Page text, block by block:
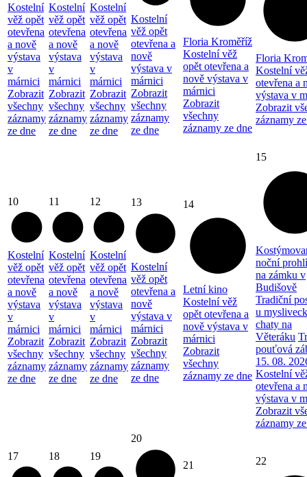
Kostelní
věž opět
otevřena
a nově
výstava
v
márnici
Zobrazit
všechny
záznamy
ze dne
Kostelní
věž opět
otevřena
a nově
výstava
v
márnici
Zobrazit
všechny
záznamy
ze dne
Kostelní
věž opět
otevřena
a nově
výstava
v
márnici
Zobrazit
všechny
záznamy
ze dne
Kostelní
věž opět
otevřena a
nově
výstava v
márnici
Zobrazit
všechny
záznamy
ze dne
Floria Kroměříž
Kostelní věž
opět otevřena a
nově výstava v
márnici
Zobrazit
všechny
záznamy ze dne
Floria
Kostelní
otevřena a
výstava v
Zobrazit
záznamy
10
Kostelní
věž opět
otevřena
a nově
výstava
v
márnici
Zobrazit
všechny
záznamy
ze dne
11
Kostelní
věž opět
otevřena
a nově
výstava
v
márnici
Zobrazit
všechny
záznamy
ze dne
12
Kostelní
věž opět
otevřena
a nově
výstava
v
márnici
Zobrazit
všechny
záznamy
ze dne
13
Kostelní
věž opět
otevřena a
nově
výstava v
márnici
Zobrazit
všechny
záznamy
ze dne
14
Letní kino
Kostelní věž
opět otevřena a
nově výstava v
márnici
Zobrazit
všechny
záznamy ze dne
15
noční
na zámku v
Budišově
Tradiční
u
chaty na
Věteráku
pouťová
15. 08.
Kostelní
otevřena a
výstava v
Zobrazit
záznamy
17 18 19
20
21 22